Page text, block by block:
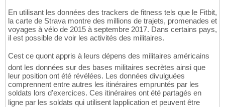
En utilisant les données des trackers de fitness tels que le Fitbit,
la carte de Strava montre des millions de trajets, promenades et
voyages à vélo de 2015 à septembre 2017. Dans certains pays,
il est possible de voir les activités des militaires.
Cest ce quont appris à leurs dépens des militaires américains
dont les données sur des bases militaires secrètes ainsi que
leur position ont été révélées. Les données divulguées
comprennent entre autres les itinéraires empruntés par les
soldats lors d'exercices. Ces itinéraires ont été partagés en
ligne par les soldats qui utilisent lapplication et peuvent être